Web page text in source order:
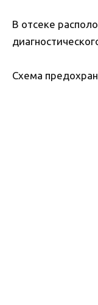
В отсеке
Схема